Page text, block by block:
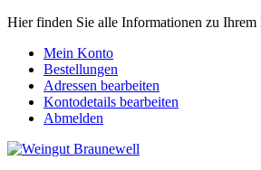
Hier finden Sie alle Informationen zu Ihrem
Mein Konto
Bestellungen
Adressen bearbeiten
Kontodetails bearbeiten
Abmelden